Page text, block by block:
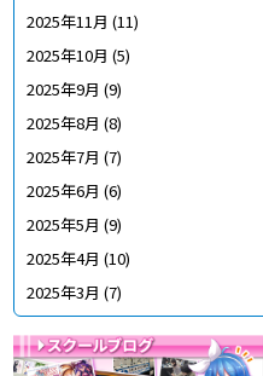
2025年11月 (11)
2025年10月 (5)
2025年9月 (9)
2025年8月 (8)
2025年7月 (7)
2025年6月 (6)
2025年5月 (9)
2025年4月 (10)
2025年3月 (7)